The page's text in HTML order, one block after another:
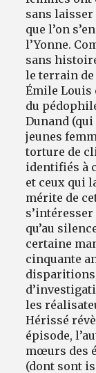
sans laisser
que l’on
l’Yonne.
sans
le terrain de
Émile Louis
du
Dunand
jeunes
torture de
identifiés à
et ceux qui
mérite de
qu’au
certaine
cinquante
les
Hérissé
épisode,
mœurs des
(dont sont